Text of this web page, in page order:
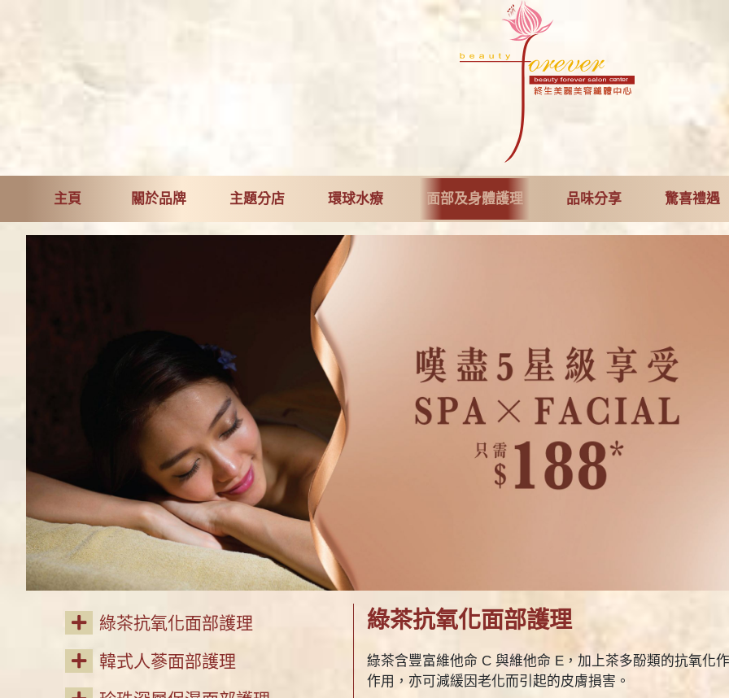
主頁 關於品牌 主題分店 環球水療 面部及身體護理 品味分享 驚喜禮遇
綠茶抗氧化面部護理
韓式人蔘面部護理
綠茶抗氧化面部護理
綠茶含豐富維他命 C 與維他命 E，加上茶多酚類的抗氧化
作用，亦可減緩因老化而引起的皮膚損害。